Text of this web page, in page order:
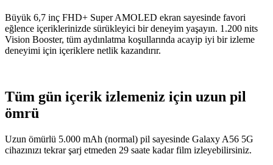
Büyük 6,7 inç FHD+ Super AMOLED ekran sayesinde favori
eğlence içeriklerinizde sürükleyici bir deneyim yaşayın. 1.200 nits
Vision Booster, tüm aydınlatma koşullarında acayip iyi bir izleme
deneyimi için içeriklere netlik kazandırır.
Tüm gün içerik izlemeniz için uzun pil
ömrü
Uzun ömürlü 5.000 mAh (normal) pil sayesinde Galaxy A56 5G
cihazınızı tekrar şarj etmeden 29 saate kadar film izleyebilirsiniz.